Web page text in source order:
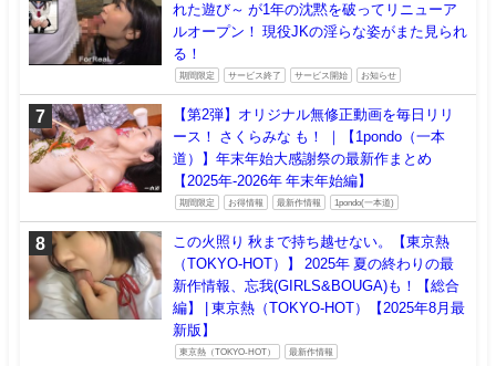
れた遊び～ が1年の沈黙を破ってリニューア
ルオープン！ 現役JKの淫らな姿がまた見られ
る！
期間限定 サービス終了 サービス開始 お知らせ
【第2弾】オリジナル無修正動画を毎日リリ
ース！ さくらみな も！ ｜【1pondo（一本
道）】年末年始大感謝祭の最新作まとめ
【2025年-2026年 年末年始編】
期間限定 お得情報 最新作情報 1pondo(一本道)
この火照り 秋まで持ち越せない。【東京熱
（TOKYO-HOT）】 2025年 夏の終わりの最
新作情報、忘我(GIRLS&BOUGA)も！【総合
編】 | 東京熱（TOKYO-HOT）【2025年8月最
新版】
東京熱（TOKYO-HOT） 最新作情報